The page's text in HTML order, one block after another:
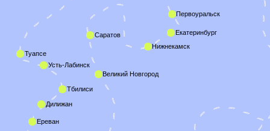
ШИРОКАЯ
ГЕОГРАФИЯ
ЛОКАЛЬНОСТЬ
ТЕРАПИЯ
ЭКСПЕДИЦИЯ